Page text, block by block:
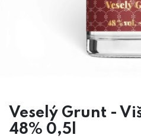
Veselý Grunt -
48% 0,5l